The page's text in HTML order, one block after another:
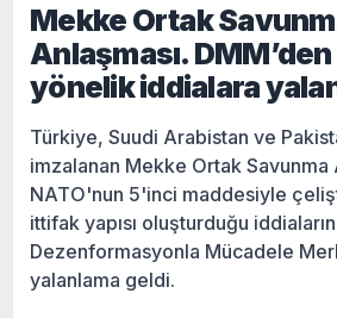
Mekke Ortak
Anlaşması.
yönelik iddialara
Türkiye, Suudi Arabistan ve
imzalanan Mekke Ortak Savunma
NATO'nun 5'inci maddesiyle
ittifak yapısı oluşturduğu
Dezenformasyonla Mücadele
yalanlama geldi.